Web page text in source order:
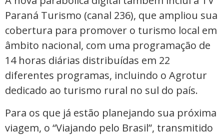
Paraná Turismo (canal 236), que ampliou sua
cobertura para promover o turismo local em
âmbito nacional, com uma programação de
14 horas diárias distribuídas em 22
diferentes programas, incluindo o Agrotur
dedicado ao turismo rural no sul do país.
Para os que já estão planejando sua próxima
viagem, o “Viajando pelo Brasil”, transmitido